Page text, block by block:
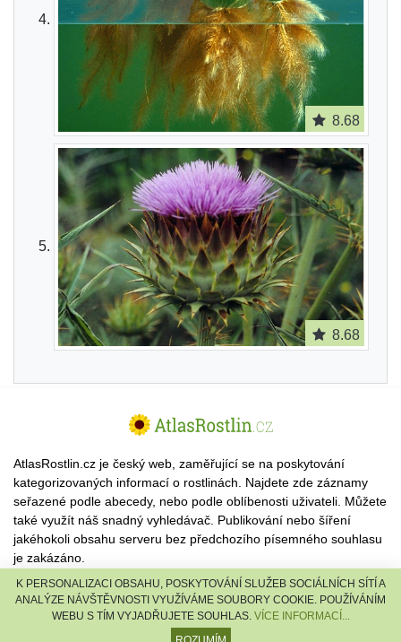
8.68
8.68
AtlasRostlin.cz je český web, zaměřující se na poskytování
kategorizovaných informací o rostlinách. Najdete zde záznamy
seřazené podle abecedy, nebo podle oblíbenosti uživateli. Můžete
také využít náš snadný vyhledávač. Publikování nebo šíření
jakéhokoli obsahu serveru bez předchozího písemného souhlasu
je zakázáno.
© 2026 AtlasRostlin.cz |TISCALI MEDIA, a.s.|Člen skupiny
DIGNITY, s.r.o.
K PERSONALIZACI OBSAHU, POSKYTOVÁNÍ SLUŽEB SOCIÁLNÍCH SÍTÍ A
ANALÝZE NÁVŠTĚVNOSTI VYUŽÍVÁME SOUBORY COOKIE. POUŽÍVÁNÍM
WEBU S TÍM VYJADŘUJETE SOUHLAS. VÍCE INFORMACÍ...